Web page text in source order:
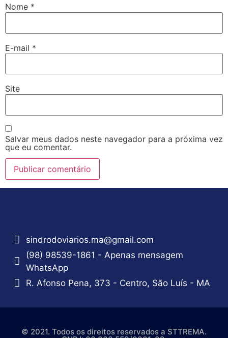
Nome *
E-mail *
Site
Salvar meus dados neste navegador para a próxima vez
que eu comentar.
sindrodoviarios.ma@gmail.com
(98) 98539-1861 - Apenas mensagem
WhatsApp
R. Afonso Pena, 373 - Centro, São Luís - MA
© 2021. Todos os direitos reservados a STTREMA.